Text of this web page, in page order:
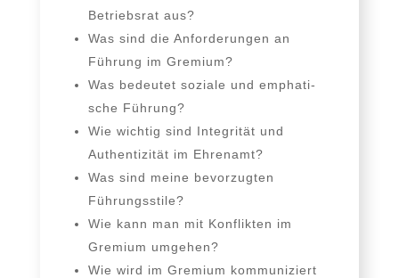
Betriebsrat aus?
Was sind die Anforderungen an
Führung im Gremium?
Was bedeu­tet sozia­le und empha­ti­
sche Führung?
Wie wich­tig sind Integrität und
Authentizität im Ehrenamt?
Was sind mei­ne bevor­zug­ten
Führungsstile?
Wie kann man mit Konflikten im
Gremium umgehen?
Wie wird im Gremium kom­mu­ni­ziert